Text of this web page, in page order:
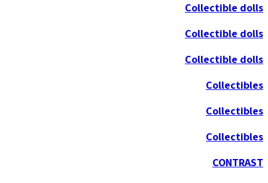
Collectible dolls
Collectible dolls
Collectible dolls
Collectibles
Collectibles
Collectibles
CONTRAST